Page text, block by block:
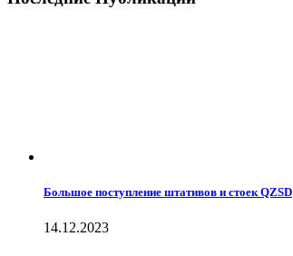
Большое поступление штативов и стоек QZSD
14.12.2023